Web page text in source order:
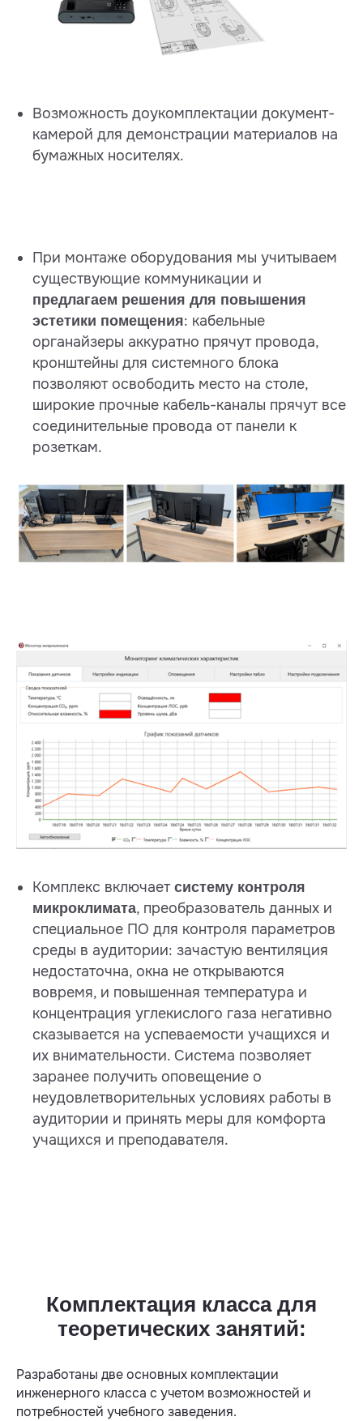
Возможность доукомплектации документ-
камерой для демонстрации материалов на
бумажных носителях.
При монтаже оборудования мы учитываем
существующие коммуникации и
предлагаем решения для повышения
эстетики помещения: кабельные
органайзеры аккуратно прячут провода,
кронштейны для системного блока
позволяют освободить место на столе,
широкие прочные кабель-каналы прячут все
соединительные провода от панели к
розеткам.
Комплекс включает систему контроля
микроклимата, преобразователь данных и
специальное ПО для контроля параметров
среды в аудитории: зачастую вентиляция
недостаточна, окна не открываются
вовремя, и повышенная температура и
концентрация углекислого газа негативно
сказывается на успеваемости учащихся и
их внимательности. Система позволяет
заранее получить оповещение о
неудовлетворительных условиях работы в
аудитории и принять меры для комфорта
учащихся и преподавателя.
Комплектация класса для
теоретических занятий:
Разработаны две основных комплектации
инженерного класса с учетом возможностей и
потребностей учебного заведения.